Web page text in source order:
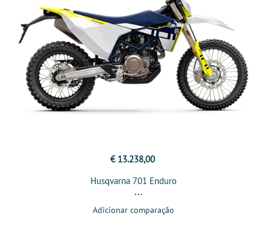
€ 13.238,00
Husqvarna 701 Enduro
Adicionar comparação